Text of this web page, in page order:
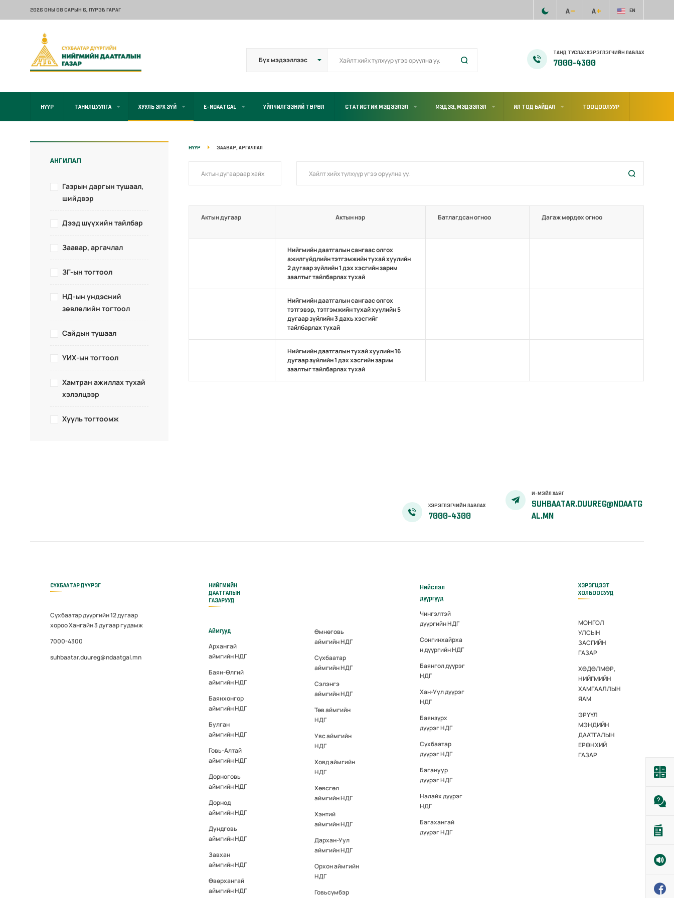
2026 ОНЫ 08 САРЫН 6, ПҮРЭВ ГАРАГ EN
ТАНД ТУСЛАХ ХЭРЭГЛЭГЧИЙН ЛАВЛАХ
7000-4300
НҮҮР ТАНИЛЦУУЛГА ХУУЛЬ ЭРХ ЗҮЙ E-NDAATGAL ҮЙЛЧИЛГЭЭНИЙ ТӨРӨЛ СТАТИСТИК МЭДЭЭЛЭЛ МЭДЭЭ, МЭДЭЭЛЭЛ ИЛ ТОД БАЙДАЛ ТООЦООЛУУР
АНГИЛАЛ
Газрын даргын тушаал,
шийдвэр
Дээд шүүхийн тайлбар
Заавар, аргачлал
ЗГ-ын тогтоол
НД-ын үндэсний
зөвлөлийн тогтоол
Сайдын тушаал
УИХ-ын тогтоол
Хамтран ажиллах тухай
хэлэлцээр
Хууль тогтоомж
НҮҮР ЗААВАР, АРГАЧЛАЛ
Актын дугаар Актын нэр Батлагдсан огноо Дагаж мөрдөх огноо
Нийгмийн даатгалын сангаас олгох
ажилгүйдлийн тэтгэмжийн тухай хуулийн
2 дугаар зүйлийн 1 дэх хэсгийн зарим
заалтыг тайлбарлах тухай
Нийгмийн даатгалын сангаас олгох
тэтгэвэр, тэтгэмжийн тухай хуулийн 5
дугаар зүйлийн 3 дахь хэсгийг
тайлбарлах тухай
Нийгмийн даатгалын тухай хуулийн 16
дугаар зүйлийн 1 дэх хэсгийн зарим
заалтыг тайлбарлах тухай
ХЭРЭГЛЭГЧИЙН ЛАВЛАХ
7000-4300
И-МЭЙЛ ХАЯГ
SUHBAATAR.DUUREG@NDAATG
AL.MN
СҮХБААТАР ДҮҮРЭГ
Сүхбаатар дүүргийн 12 дугаар
хороо Хангайн 3 дугаар гудамж
7000-4300
suhbaatar.duureg@ndaatgal.mn
НИЙГМИЙН
ДААТГАЛЫН
ГАЗАРУУД
Аймгууд
Архангай
аймгийн НДГ
Баян-Өлгий
аймгийн НДГ
Баянхонгор
аймгийн НДГ
Булган
аймгийн НДГ
Говь-Алтай
аймгийн НДГ
Дорноговь
аймгийн НДГ
Дорнод
аймгийн НДГ
Дундговь
аймгийн НДГ
Завхан
аймгийн НДГ
Өвөрхангай
аймгийн НДГ
Өмнөговь
аймгийн НДГ
Сүхбаатар
аймгийн НДГ
Сэлэнгэ
аймгийн НДГ
Төв аймгийн
НДГ
Увс аймгийн
НДГ
Ховд аймгийн
НДГ
Хөвсгөл
аймгийн НДГ
Хэнтий
аймгийн НДГ
Дархан-Уул
аймгийн НДГ
Орхон аймгийн
НДГ
Говьсүмбэр
Нийслэл
дүүргүүд
Чингэлтэй
дүүргийн НДГ
Сонгинхайрха
н дүүргийн НДГ
Баянгол дүүрэг
НДГ
Хан-Уул дүүрэг
НДГ
Баянзүрх
дүүрэг НДГ
Сүхбаатар
дүүрэг НДГ
Багануур
дүүрэг НДГ
Налайх дүүрэг
НДГ
Багахангай
дүүрэг НДГ
ХЭРЭГЦЭЭТ
ХОЛБООСУУД
МОНГОЛ
УЛСЫН
ЗАСГИЙН
ГАЗАР
ХӨДӨЛМӨР,
НИЙГМИЙН
ХАМГААЛЛЫН
ЯАМ
ЭРҮҮЛ
МЭНДИЙН
ДААТГАЛЫН
ЕРӨНХИЙ
ГАЗАР